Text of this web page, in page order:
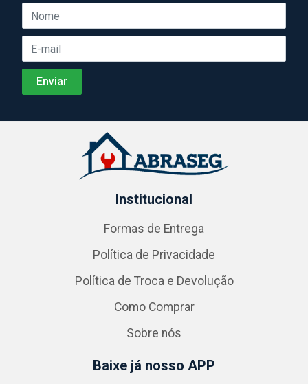
Institucional
Formas de Entrega
Política de Privacidade
Política de Troca e Devolução
Como Comprar
Sobre nós
Baixe já nosso APP